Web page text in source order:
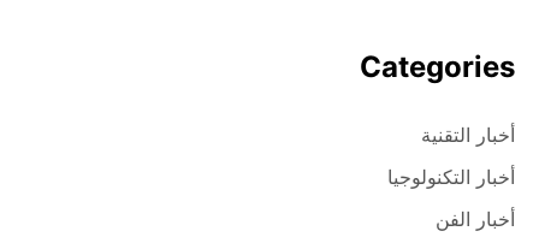
Categories
أخبار التقنية
أخبار التكنولوجيا
أخبار الفن